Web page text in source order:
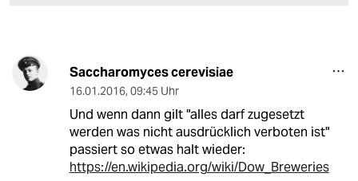
Saccharomyces cerevisiae
16.01.2016, 09:45 Uhr
Und wenn dann gilt "alles darf zugesetzt
werden was nicht ausdrücklich verboten ist"
passiert so etwas halt wieder:
https://en.wikipedia.org/wiki/Dow_Breweries